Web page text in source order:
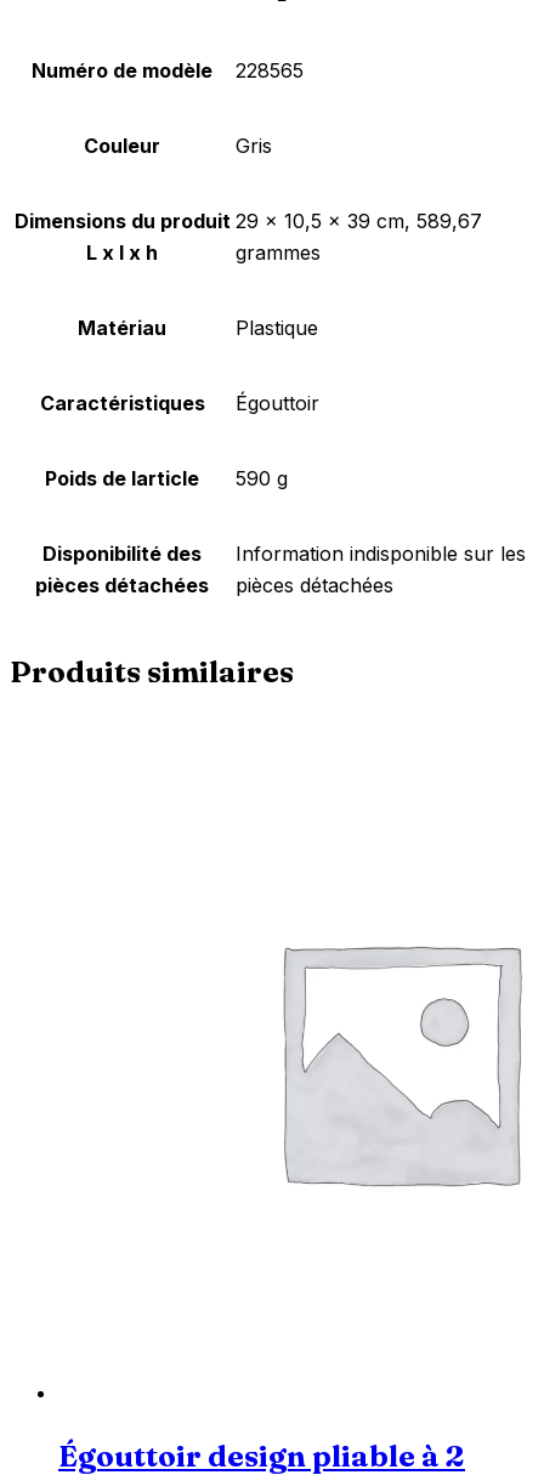
Numéro de modèle ‎228565
Couleur ‎Gris
Dimensions du produit
L x l x h
‎29 x 10,5 x 39 cm, 589,67
grammes
Matériau ‎Plastique
Caractéristiques ‎Égouttoir
Poids de larticle ‎590 g
Disponibilité des
pièces détachées
‎Information indisponible sur les
pièces détachées
Produits similaires
Égouttoir design pliable à 2